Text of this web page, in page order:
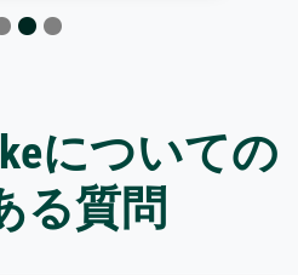
についての
る質問